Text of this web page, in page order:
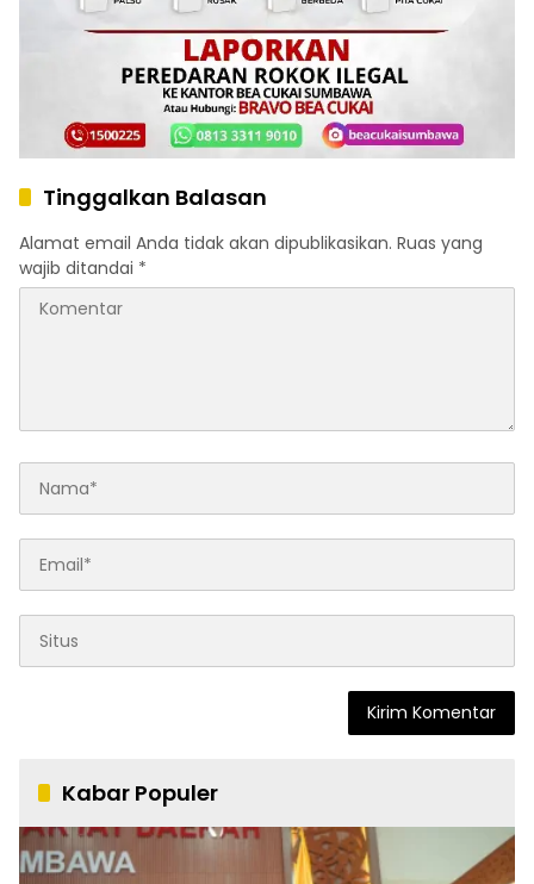
Tinggalkan Balasan
Alamat email Anda tidak akan dipublikasikan. Ruas yang
wajib ditandai *
Kabar Populer